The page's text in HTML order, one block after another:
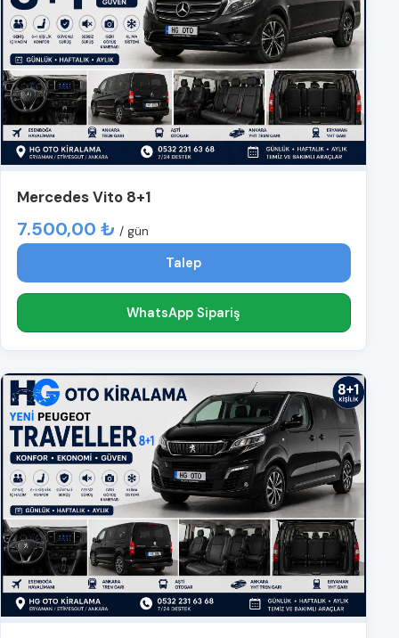
Mercedes Vito 8+1
7.500,00 ₺ / gün
Talep
WhatsApp Sipariş